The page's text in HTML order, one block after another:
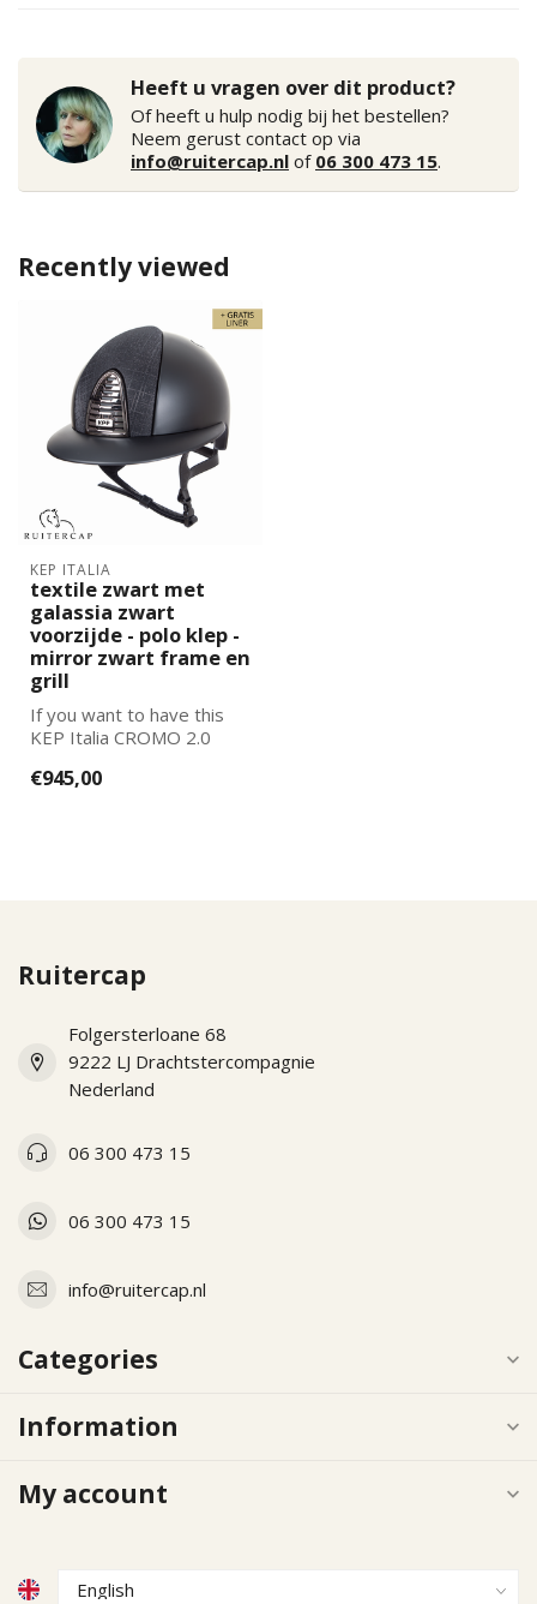
Heeft u vragen over dit product?
Of heeft u hulp nodig bij het bestellen?
Neem gerust contact op via
info@ruitercap.nl of 06 300 473 15.
Recently viewed
KEP ITALIA
textile zwart met
galassia zwart
voorzijde - polo klep -
mirror zwart frame en
grill
If you want to have this
KEP Italia CROMO 2.0
wishes, pl...
€945,00
Ruitercap
Folgersterloane 68
9222 LJ Drachtstercompagnie
Nederland
06 300 473 15
06 300 473 15
info@ruitercap.nl
Categories
Information
My account